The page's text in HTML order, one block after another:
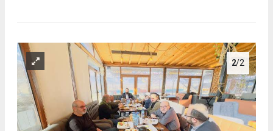
2/2